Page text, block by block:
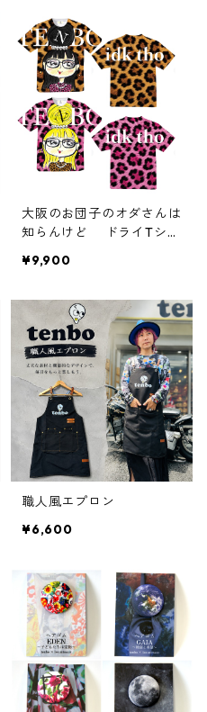
大阪のお団子のオダさんは
知らんけど ドライTシャ
¥9,900
職人風エプロン
¥6,600